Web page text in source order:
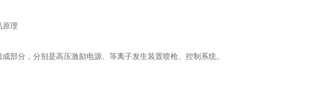
原理
部分，分别是高压激励电源、等离子发生装置喷枪、控制系统。